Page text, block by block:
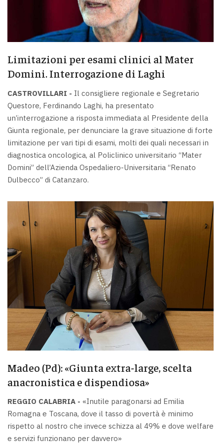
Limitazioni per esami clinici al Mater
Domini. Interrogazione di Laghi
CASTROVILLARI - Il consigliere regionale e Segretario
Questore, Ferdinando Laghi, ha presentato
un’interrogazione a risposta immediata al Presidente della
Giunta regionale, per denunciare la grave situazione di forte
limitazione per vari tipi di esami, molti dei quali necessari in
diagnostica oncologica, al Policlinico universitario “Mater
Domini” dell’Azienda Ospedaliero-Universitaria “Renato
Dulbecco” di Catanzaro.
Madeo (Pd): «Giunta extra-large, scelta
anacronistica e dispendiosa»
REGGIO CALABRIA - «Inutile paragonarsi ad Emilia
Romagna e Toscana, dove il tasso di povertà è minimo
rispetto al nostro che invece schizza al 49% e dove welfare
e servizi funzionano per davvero»